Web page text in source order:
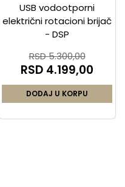
USB vodootporni
električni rotacioni brijač
- DSP
RSD 5.300,00
RSD 4.199,00
DODAJ U KORPU